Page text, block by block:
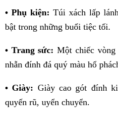
• Phụ kiện: Túi xách lấp
bật trong những buổi tiệc tối.
• Trang sức: Một chiếc vòng
nhẫn đính đá quý màu hổ
• Giày: Giày cao gót đính
quyến rũ, uyển chuyển.